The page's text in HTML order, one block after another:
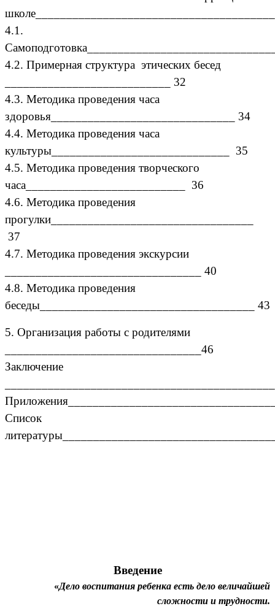
4.1.
4.2. Примерная структура этических бесед
___________________________ 32
4.3. Методика проведения часа
здоровья______________________________ 34
4.4. Методика проведения часа
культуры_____________________________ 35
4.5. Методика проведения творческого
часа__________________________ 36
4.6. Методика проведения
прогулки_________________________________
37
4.7. Методика проведения экскурсии
________________________________ 40
4.8. Методика проведения
беседы___________________________________ 43
5. Организация работы с родителями
________________________________46
Заключение
Список
Введение
«Дело воспитания ребенка есть дело величайшей
сложности и трудности.